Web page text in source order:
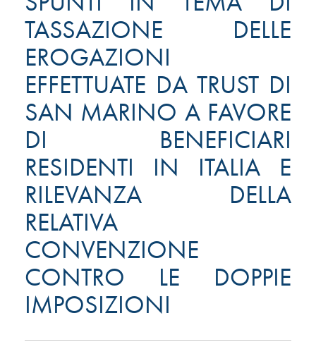
TASSAZIONE DELLE
EROGAZIONI
EFFETTUATE DA TRUST DI
SAN MARINO A FAVORE
DI BENEFICIARI
RESIDENTI IN ITALIA E
RILEVANZA DELLA
RELATIVA
CONVENZIONE
CONTRO LE DOPPIE
IMPOSIZIONI